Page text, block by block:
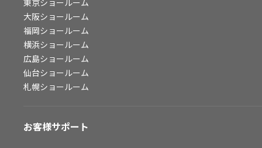
東京ショールーム
大阪ショールーム
福岡ショールーム
横浜ショールーム
広島ショールーム
仙台ショールーム
札幌ショールーム
お客様サポート